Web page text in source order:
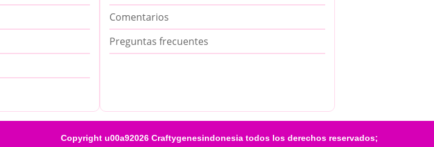
Comentarios
Preguntas frecuentes
Copyright u00a92026 Craftygenesindonesia todos los derechos reservados;